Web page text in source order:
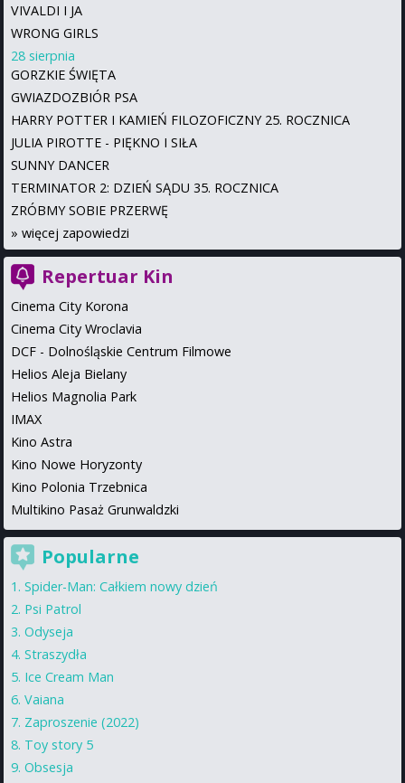
VIVALDI I JA
WRONG GIRLS
28 sierpnia
GORZKIE ŚWIĘTA
GWIAZDOZBIÓR PSA
HARRY POTTER I KAMIEŃ FILOZOFICZNY 25. ROCZNICA
JULIA PIROTTE - PIĘKNO I SIŁA
SUNNY DANCER
TERMINATOR 2: DZIEŃ SĄDU 35. ROCZNICA
ZRÓBMY SOBIE PRZERWĘ
» więcej zapowiedzi
Repertuar Kin
Cinema City Korona
Cinema City Wroclavia
DCF - Dolnośląskie Centrum Filmowe
Helios Aleja Bielany
Helios Magnolia Park
IMAX
Kino Astra
Kino Nowe Horyzonty
Kino Polonia Trzebnica
Multikino Pasaż Grunwaldzki
Popularne
Spider-Man: Całkiem nowy dzień
Psi Patrol
Odyseja
Straszydła
Ice Cream Man
Vaiana
Zaproszenie (2022)
Toy story 5
Obsesja